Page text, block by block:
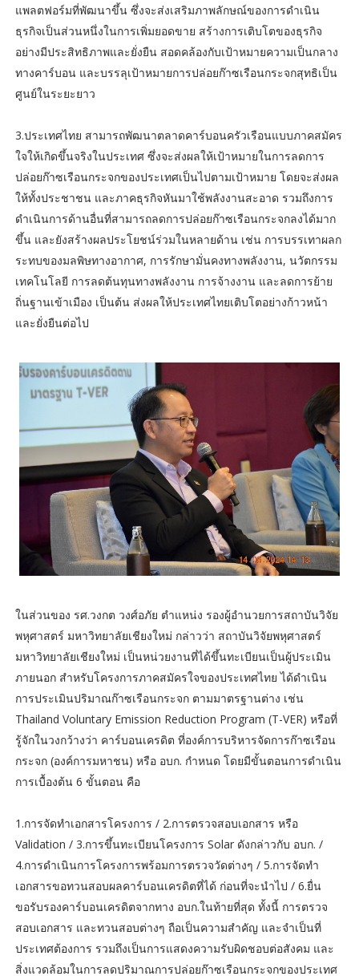
แพลตฟอร์มที่พัฒนาขึ้น ซึ่งจะส่งเสริมภาพลักษณ์ของการดำเนิน
ธุรกิจเป็นส่วนหนึ่งในการเพิ่มยอดขาย สร้างการเติบโตของธุรกิจ
อย่างมีประสิทธิภาพและยั่งยืน สอดคล้องกับเป้าหมายความเป็นกลาง
ทางคาร์บอน และบรรลุเป้าหมายการปล่อยก๊าซเรือนกระจกสุทธิเป็น
ศูนย์ในระยะยาว
3.ประเทศไทย สามารถพัฒนาตลาดคาร์บอนครัวเรือนแบบภาคสมัคร
ใจให้เกิดขึ้นจริงในประเทศ ซึ่งจะส่งผลให้เป้าหมายในการลดการ
ปล่อยก๊าซเรือนกระจกของประเทศเป็นไปตามเป้าหมาย โดยจะส่งผล
ให้ทั้งประชาชน และภาคธุรกิจหันมาใช้พลังงานสะอาด รวมถึงการ
ดำเนินการด้านอื่นที่สามารถลดการปล่อยก๊าซเรือนกระจกลงได้มาก
ขึ้น และยังสร้างผลประโยชน์ร่วมในหลายด้าน เช่น การบรรเทาผลก
ระทบของมลพิษทางอากาศ, การรักษามั่นคงทางพลังงาน, นวัตกรรม
เทคโนโลยี การลดต้นทุนทางพลังงาน การจ้างงาน และลดการย้าย
ถิ่นฐานเข้าเมือง เป็นต้น ส่งผลให้ประเทศไทยเติบโตอย่างก้าวหน้า
และยั่งยืนต่อไป
ในส่วนของ รศ.วงกต วงศ์อภัย ตำแหน่ง รองผู้อำนวยการสถาบันวิจัย
พหุศาสตร์ มหาวิทยาลัยเชียงใหม่ กล่าวว่า สถาบันวิจัยพหุศาสตร์
มหาวิทยาลัยเชียงใหม่ เป็นหน่วยงานที่ได้ขึ้นทะเบียนเป็นผู้ประเมิน
ภายนอก สำหรับโครงการภาคสมัครใจของประเทศไทย ได้ดำเนิน
การประเมินปริมาณก๊าซเรือนกระจก ตามมาตรฐานต่าง เช่น
Thailand Voluntary Emission Reduction Program (T-VER) หรือที่
รู้จักในวงกว้างว่า คาร์บอนเครดิต ที่องค์การบริหารจัดการก๊าซเรือน
กระจก (องค์การมหาชน) หรือ อบก. กำหนด โดยมีขั้นตอนการดำเนิน
การเบื้องต้น 6 ขั้นตอน คือ
1.การจัดทำเอกสารโครงการ / 2.การตรวจสอบเอกสาร หรือ
Validation / 3.การขึ้นทะเบียนโครงการ Solar ดังกล่าวกับ อบก. /
4.การดำเนินการโครงการพร้อมการตรวจวัดต่างๆ / 5.การจัดทำ
เอกสารขอทวนสอบผลคาร์บอนเครดิตที่ได้ ก่อนที่จะนำไป / 6.ยื่น
ขอรับรองคาร์บอนเครดิตจากทาง อบก.ในท้ายที่สุด ทั้งนี้ การตรวจ
สอบเอกสาร และทวนสอบต่างๆ ถือเป็นความสำคัญ และจำเป็นที่
ประเทศต้องการ รวมถึงเป็นการแสดงความรับผิดชอบต่อสังคม และ
สิ่งแวดล้อมในการลดปริมาณการปล่อยก๊าซเรือนกระจกของประเทศ